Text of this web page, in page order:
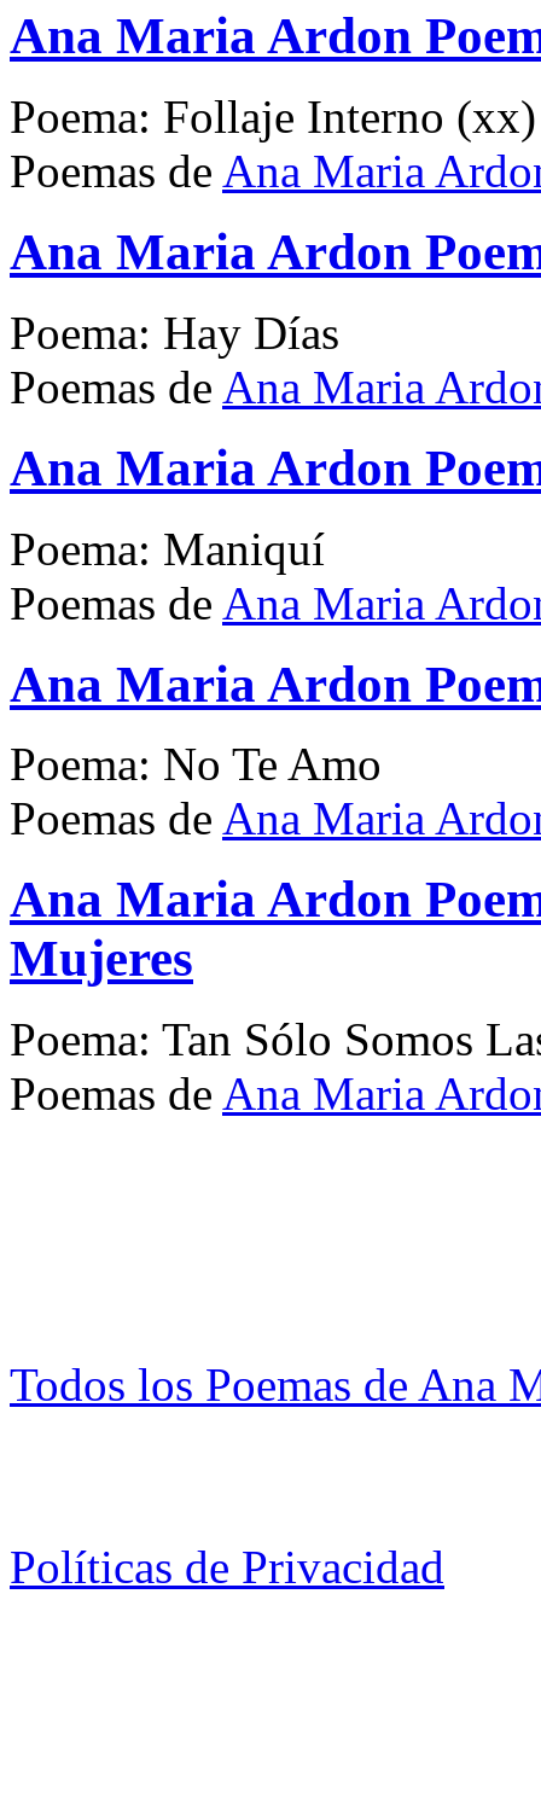
Ana Maria Ardon
Poema: Follaje Interno (xx)
Poemas de Ana Maria
Ana Maria Ardon
Poema: Hay Días
Poemas de Ana Maria
Ana Maria Ardon
Poema: Maniquí
Poemas de Ana Maria
Ana Maria Ardon
Poema: No Te Amo
Poemas de Ana Maria
Ana Maria Ardon
Mujeres
Poema: Tan Sólo Somos
Poemas de Ana Maria
Todos los Poemas de Ana
Políticas de Privacidad